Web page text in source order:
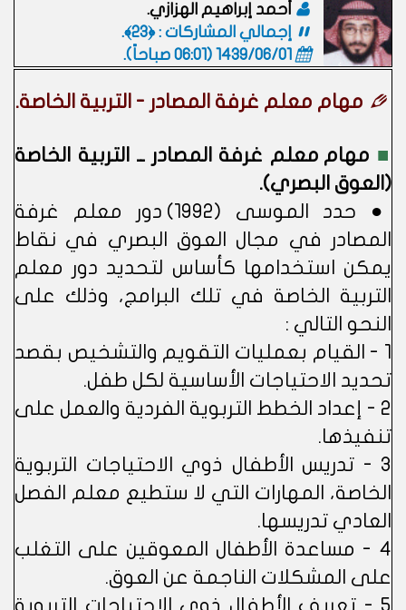
أحمد إبراهيم الهزازي.
إجمالي المشاركات : ﴿23﴾.
1439/06/01 (06:01 صباحاً)
.
مهام معلم غرفة المصادر - التربية الخاصة.
■ مهام معلم غرفة المصادر ــ التربية الخاصة
(العوق البصري).
● حدد الموسى (1992) دور معلم غرفة
المصادر في مجال العوق البصري في نقاط
يمكن استخدامها كأساس لتحديد دور معلم
التربية الخاصة في تلك البرامج، وذلك على
النحو التالي :
1 - القيام بعمليات التقويم والتشخيص بقصد
تحديد الاحتياجات الأساسية لكل طفل.
2 - إعداد الخطط التربوية الفردية والعمل على
تنفيذها.
3 - تدريس الأطفال ذوي الاحتياجات التربوية
الخاصة، المهارات التي لا ستطيع معلم الفصل
العادي تدريسها.
4 - مساعدة الأطفال المعوقين على التغلب
على المشكلات الناجمة عن العوق.
5 - تعريف الأطفال ذوي الاحتياجات التربوية